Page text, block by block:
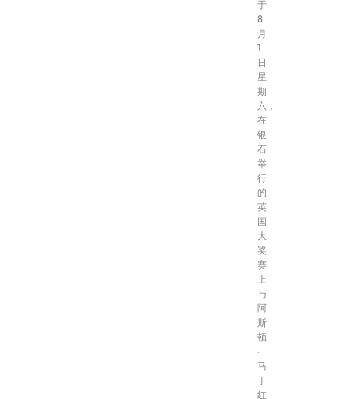
于
8
月
日
星
期
六，
在
银
石
举
行
的
英
国
大
奖
赛
上
与
阿
斯
顿
·
马
红